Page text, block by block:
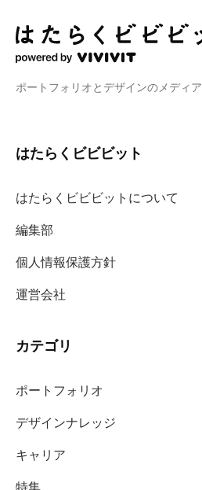
ポートフォリオとデザインのメディア
はたらくビビビット
はたらくビビビットについて
編集部
個人情報保護方針
運営会社
カテゴリ
ポートフォリオ
デザインナレッジ
キャリア
特集